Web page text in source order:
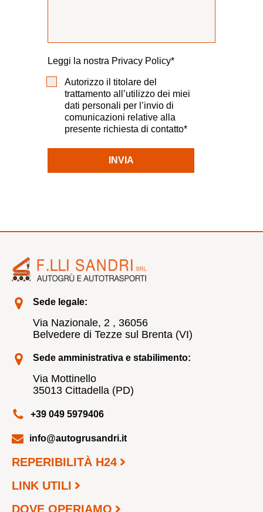
Leggi la nostra Privacy Policy*
Consenso
Autorizzo il titolare del
trattamento all’utilizzo dei miei
dati personali per l’invio di
comunicazioni relative alla
presente richiesta di contatto*
Sede legale:
Via Nazionale, 2 , 36056
Belvedere di Tezze sul Brenta (VI)
Sede amministrativa e stabilimento:
Via Mottinello
35013 Cittadella (PD)
+39 049 5979406
info@autogrusandri.it
REPERIBILITÀ H24
LINK UTILI
DOVE OPERIAMO